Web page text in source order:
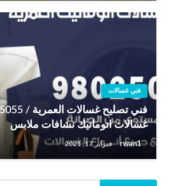
فني غسالات
غسالات اتوماتيك نشافات ملابس
rwan1 فبراير 17, 2021